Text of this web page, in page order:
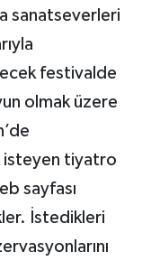
sanatseverleri
festivalde
olmak üzere
isteyen tiyatro
sayfası
İstedikleri